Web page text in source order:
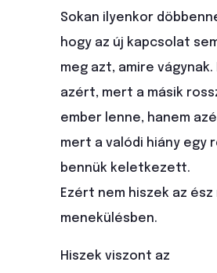
Sokan ilyenkor
hogy az új kapcsolat
meg azt, amire vágynak.
azért, mert a másik
ember lenne, hanem
mert a valódi hiány egy
bennük keletkezett.
Ezért nem hiszek az ész
menekülésben.
Hiszek viszont az